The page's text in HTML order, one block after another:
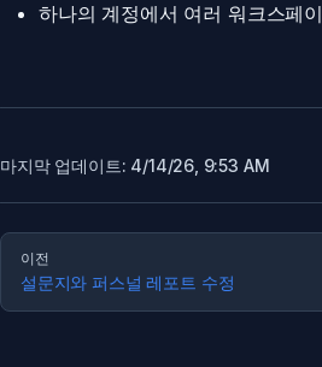
하나의 계정에서 여러 워크스페
마지막 업데이트: 4/14/26, 9:53 AM
Pager
이전
설문지와 퍼스널 레포트 수정